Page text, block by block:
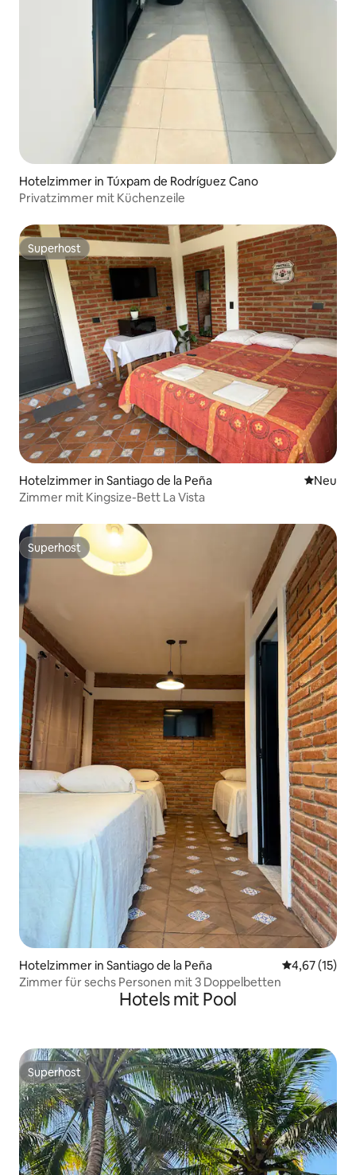
Hotelzimmer in Túxpam de Rodríguez Cano
Privatzimmer mit Küchenzeile
Superhost
Superhost
Hotelzimmer in Santiago de la Peña Neue
Neu
Zimmer mit Kingsize-Bett La Vista
Superhost
Superhost
Hotelzimmer in Santiago de la Peña
4,67 (15)
Zimmer für sechs Personen mit 3 Doppelbetten
Hotels mit Pool
Superhost
Superhost